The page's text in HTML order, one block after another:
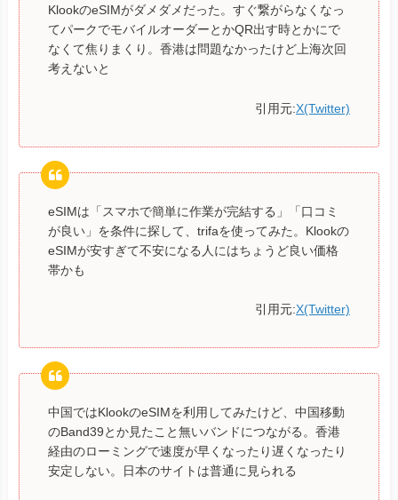
KlookのeSIMがダメダメだった。すぐ繋がらなくなっ
てパークでモバイルオーダーとかQR出す時とかにで
なくて焦りまくり。香港は問題なかったけど上海次回
考えないと
引用元:X(Twitter)
eSIMは「スマホで簡単に作業が完結する」「口コミ
が良い」を条件に探して、trifaを使ってみた。Klookの
eSIMが安すぎて不安になる人にはちょうど良い価格
帯かも
引用元:X(Twitter)
中国ではKlookのeSIMを利用してみたけど、中国移動
のBand39とか見たこと無いバンドにつながる。香港
経由のローミングで速度が早くなったり遅くなったり
安定しない。日本のサイトは普通に見られる